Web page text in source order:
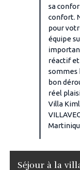
sa
confort.
pour
équipe
réactif et
sommes
bon
réel
Villa
Séjour à la